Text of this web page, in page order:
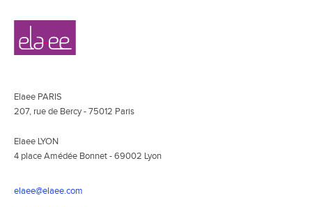
Navigation
secondaire
Elaee
Elaee PARIS
207, rue de Bercy - 75012 Paris
Elaee LYON
4 place Amédée Bonnet - 69002 Lyon
elaee@elaee.com